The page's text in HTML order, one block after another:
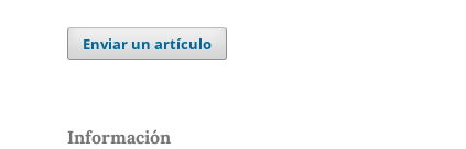
Enviar un artículo
Información